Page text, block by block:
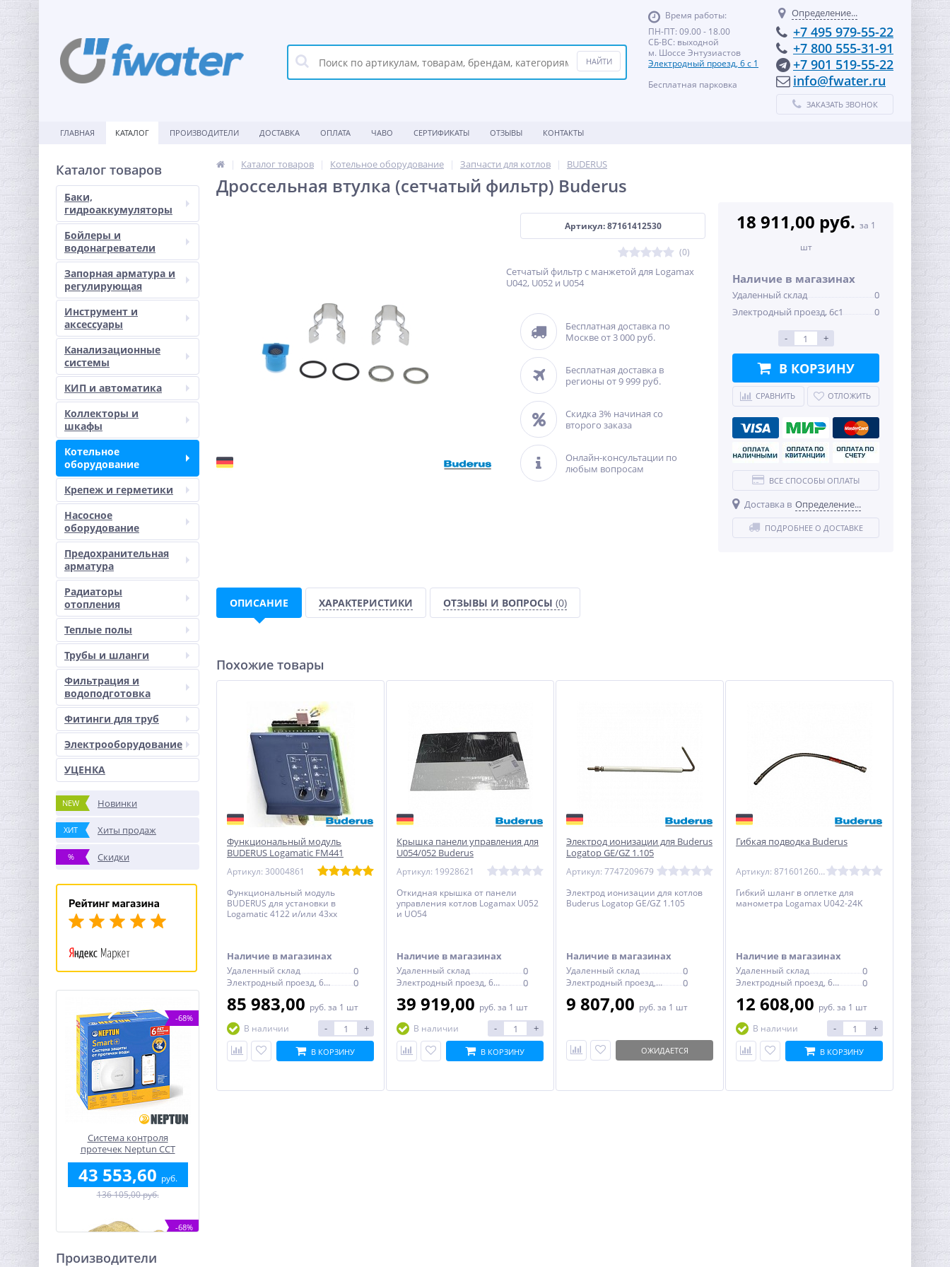
Время работы:
ПН-ПТ: 09.00 - 18.00
СБ-ВС: выходной
м. Шоссе Энтузиастов
Электродный проезд, 6 с 1
Бесплатная парковка
Определение...
+7 495 979-55-22
+7 800 555-31-91
+7 901 519-55-22
info@fwater.ru
ЗАКАЗАТЬ ЗВОНОК
ГЛАВНАЯ КАТАЛОГ ПРОИЗВОДИТЕЛИ ДОСТАВКА ОПЛАТА ЧАВО СЕРТИФИКАТЫ ОТЗЫВЫ КОНТАКТЫ
Каталог товаров
Баки,
гидроаккумуляторы
Бойлеры и
водонагреватели
Запорная арматура и
регулирующая
Инструмент и
аксессуары
Канализационные
системы
КИП и автоматика
Коллекторы и
шкафы
Котельное
оборудование
Крепеж и герметики
Насосное
оборудование
Предохранительная
арматура
Радиаторы
отопления
Теплые полы
Трубы и шланги
Фильтрация и
водоподготовка
Фитинги для труб
Электрооборудование
УЦЕНКА
NEW Новинки
ХИТ Хиты продаж
% Скидки
-68%
Система контроля
протечек Neptun ССТ
Smart+Tuya 3/4"
43 553,60 руб.
136 105,00 руб.
-68%
Производители
Каталог товаров Котельное оборудование Запчасти для котлов BUDERUS
Дроссельная втулка (сетчатый фильтр) Buderus
Артикул: 87161412530
(0)
Сетчатый фильтр с манжетой для Logamax
U042, U052 и U054
Бесплатная доставка по
Москве от 3 000 руб.
Бесплатная доставка в
регионы от 9 999 руб.
Скидка 3% начиная со
второго заказа
Онлайн-консультации по
любым вопросам
18 911,00 руб. за 1
шт
Наличие в магазинах
Удаленный склад
0
Электродный проезд, 6с1
0
- +
В КОРЗИНУ
СРАВНИТЬ ОТЛОЖИТЬ
ВСЕ СПОСОБЫ ОПЛАТЫ
Доставка в Определение...
ПОДРОБНЕЕ О ДОСТАВКЕ
ОПИСАНИЕ ХАРАКТЕРИСТИКИ ОТЗЫВЫ И ВОПРОСЫ (0)
Похожие товары
Функциональный модуль
BUDERUS Logamatic FM441
Артикул: 30004861
Функциональный модуль
BUDERUS для установки в
Logamatic 4122 и/или 43xx
Наличие в магазинах
Удаленный склад 0
Электродный проезд, 6с1 0
85 983,00 руб. за 1 шт
В наличии
- +
В КОРЗИНУ
Крышка панели управления для
U054/052 Buderus
Артикул: 19928621
Откидная крышка от панели
управления котлов Logamax U052
и UO54
Наличие в магазинах
Удаленный склад 0
Электродный проезд, 6с1 0
39 919,00 руб. за 1 шт
В наличии
- +
В КОРЗИНУ
Электрод ионизации для Buderus
Logatop GE/GZ 1.105
Артикул: 7747209679
Электрод ионизации для котлов
Buderus Logatop GE/GZ 1.105
Наличие в магазинах
Удаленный склад 0
Электродный проезд, 6с1 0
9 807,00 руб. за 1 шт
ОЖИДАЕТСЯ
Гибкая подводка Buderus
Артикул: 87160126080
Гибкий шланг в оплетке для
манометра Logamax U042-24K
Наличие в магазинах
Удаленный склад 0
Электродный проезд, 6с1 0
12 608,00 руб. за 1 шт
В наличии
- +
В КОРЗИНУ